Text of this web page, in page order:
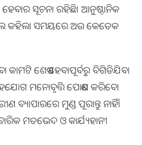
ସୂଚନା ରହିଛି। ଆନୁଷ୍ଠାନିକ
କହିଲା ସମୟରେ ଅଉ କେତେକ
କାମଟି ଶେଷ ହେବାପୂର୍ବରୁ ବିଗିଡିଯିବ।
ମନୋବୃତ୍ତି ପୋଷଣ କରିବେ।
ବ୍ୟାପାରରେ ମୁଣ୍ଡ ପୂରାନ୍ତୁ ନାହିଁ।
ମତଭେଦ ଓ କାର୍ଯ୍ୟହାନୀ